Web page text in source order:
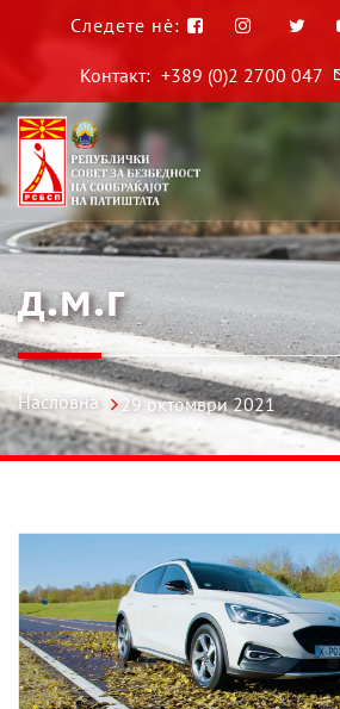
Следете нè:
Контакт: +389 (0)2 2700 047
д.м.г
Насловна 29 октомври 2021